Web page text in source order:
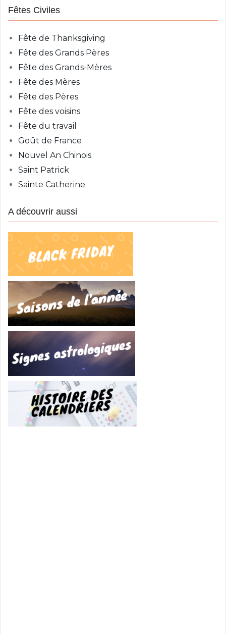
Fêtes Civiles
Fête de Thanksgiving
Fête des Grands Pères
Fête des Grands-Mères
Fête des Mères
Fête des Pères
Fête des voisins
Fête du travail
Goût de France
Nouvel An Chinois
Saint Patrick
Sainte Catherine
A découvrir aussi